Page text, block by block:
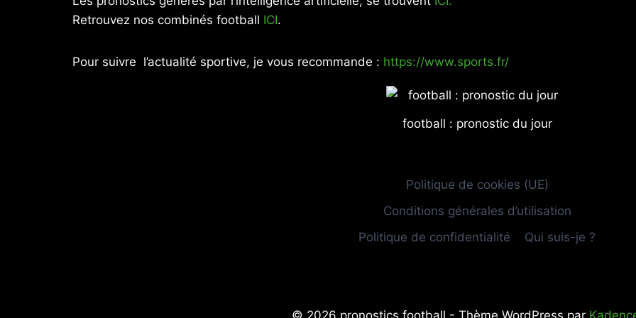
Retrouvez nos combinés football ICI.
Pour suivre l’actualité sportive, je vous recommande : https://www.sports.fr/
football : pronostic du jour
Politique de cookies (UE)
Conditions générales d’utilisation
Politique de confidentialité
Qui suis-je ?
© 2026 pronostics football - Thème WordPress par